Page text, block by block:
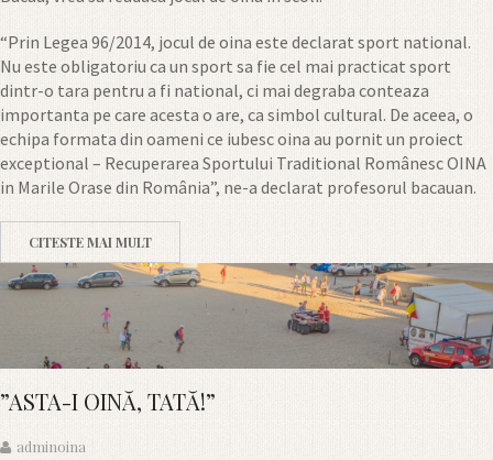
“Prin Legea 96/2014, jocul de oina este declarat sport national.
Nu este obligatoriu ca un sport sa fie cel mai practicat sport
dintr-o tara pentru a fi national, ci mai degraba conteaza
importanta pe care acesta o are, ca simbol cultural. De aceea, o
echipa formata din oameni ce iubesc oina au pornit un proiect
exceptional – Recuperarea Sportului Traditional Românesc OINA
in Marile Orase din România”, ne-a declarat profesorul bacauan.
CITESTE MAI MULT
”ASTA-I OINĂ, TATĂ!”
adminoina